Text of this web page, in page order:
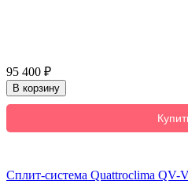
95 400 ₽
В корзину
Сплит-система Quattroclima